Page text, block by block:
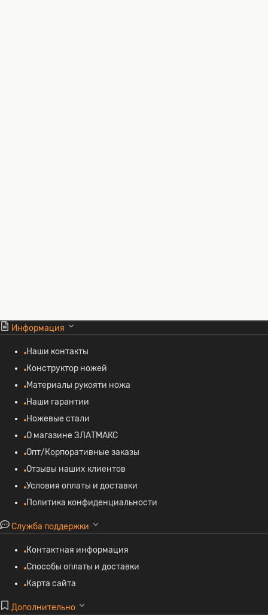
Информация
Наши контакты
Конструктор ножей
Материалы рукояти ножа
Наши гарантии
Ножевые стали
О магазине ЗЛАТМАКС
Опт/Корпоративные заказы
Отзывы наших клиентов
Условия оплаты и доставки
Политика конфиденциальности
Служба поддержки
Контактная информация
Способы оплаты и доставки
Карта сайта
Дополнительно